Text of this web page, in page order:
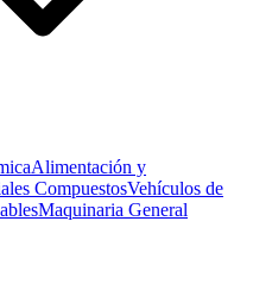
Alimentación y
CompuestosVehículos de
Maquinaria General